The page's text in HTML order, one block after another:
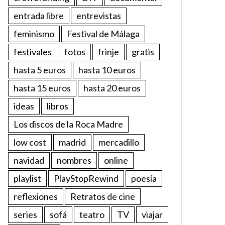
entrada libre
entrevistas
feminismo
Festival de Málaga
festivales
fotos frinje
gratis
hasta 5 euros
hasta 10 euros
hasta 15 euros
hasta 20 euros
ideas
libros
Los discos de la Roca Madre
low cost
madrid
mercadillo
navidad
nombres
online
playlist
PlayStopRewind
poesía
reflexiones
Retratos de cine
series
sofá teatro TV
viajar